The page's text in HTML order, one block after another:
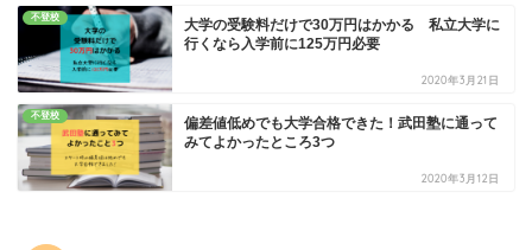
不登校
大学の受験料だけで30万円はかかる 私立大学に
行くなら入学前に125万円必要
2020年3月21日
不登校
偏差値低めでも大学合格できた！武田塾に通って
みてよかったところ3つ
2020年3月12日